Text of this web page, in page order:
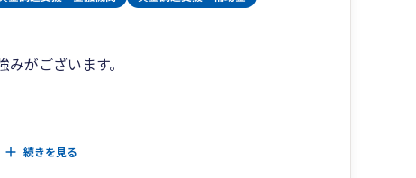
す。
がございます。
続きを見る